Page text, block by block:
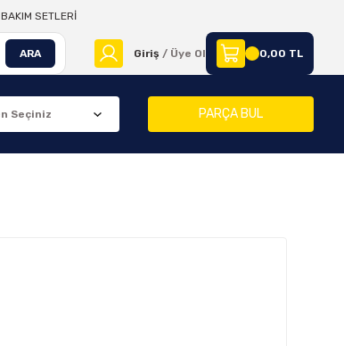
BAKIM SETLERİ
ARA Giriş / Üye Ol 0,00 TL
PARÇA BUL